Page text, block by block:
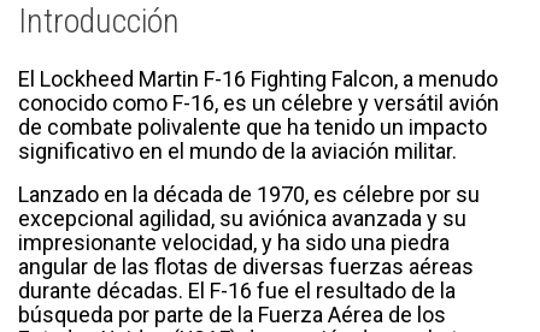
Introducción
El Lockheed Martin F-16 Fighting Falcon, a menudo
conocido como F-16, es un célebre y versátil avión
de combate polivalente que ha tenido un impacto
significativo en el mundo de la aviación militar.
Lanzado en la década de 1970, es célebre por su
excepcional agilidad, su aviónica avanzada y su
impresionante velocidad, y ha sido una piedra
angular de las flotas de diversas fuerzas aéreas
durante décadas. El F-16 fue el resultado de la
búsqueda por parte de la Fuerza Aérea de los